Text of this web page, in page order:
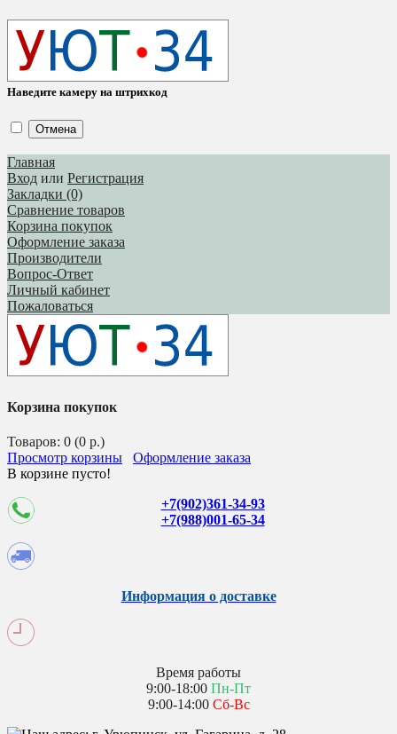
Наведите камеру на штрихкод
Отмена
Главная
Вход или Регистрация
Закладки (0)
Сравнение товаров
Корзина покупок
Оформление заказа
Производители
Вопрос-Ответ
Личный кабинет
Пожаловаться
Корзина покупок
Товаров: 0 (0 р.)
Просмотр корзины
Оформление заказа
В корзине пусто!
+7(902)361-34-93
+7(988)001-65-34
Информация о доставке
Время работы
9:00-18:00 Пн-Пт
9:00-14:00 Сб-Вс